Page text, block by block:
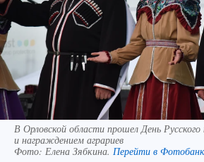
В Орловской области прошел День Русского
и награждением аграриев
Фото: Елена Зябкина. Перейти в